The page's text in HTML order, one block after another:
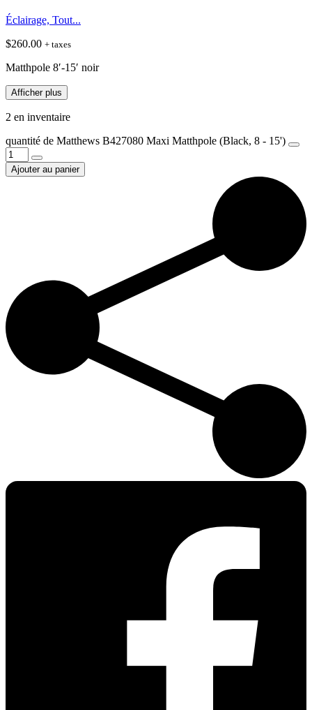
Éclairage, Tout...
$260.00 + taxes
Matthpole 8′-15′ noir
Afficher plus
2 en inventaire
quantité de Matthews B427080 Maxi Matthpole (Black, 8 - 15')
Ajouter au panier